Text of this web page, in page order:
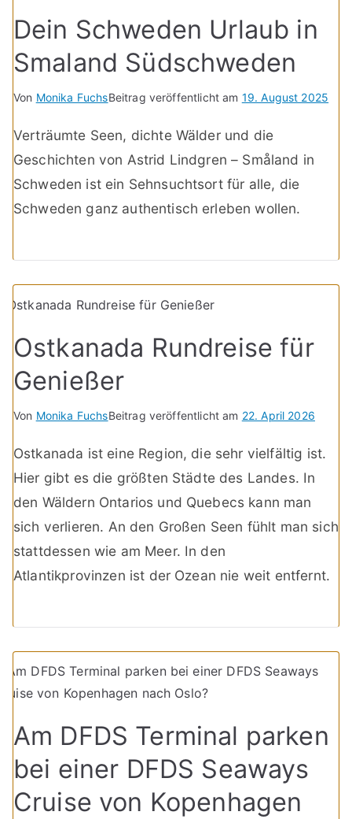
Dein Schweden Urlaub in
Smaland Südschweden
Von Monika FuchsBeitrag veröffentlicht am 19. August 2025
Verträumte Seen, dichte Wälder und die
Geschichten von Astrid Lindgren – Småland in
Schweden ist ein Sehnsuchtsort für alle, die
Schweden ganz authentisch erleben wollen.
Ostkanada Rundreise für
Genießer
Von Monika FuchsBeitrag veröffentlicht am 22. April 2026
Ostkanada ist eine Region, die sehr vielfältig ist.
Hier gibt es die größten Städte des Landes. In
den Wäldern Ontarios und Quebecs kann man
sich verlieren. An den Großen Seen fühlt man sich
stattdessen wie am Meer. In den
Atlantikprovinzen ist der Ozean nie weit entfernt.
Am DFDS Terminal parken
bei einer DFDS Seaways
Cruise von Kopenhagen